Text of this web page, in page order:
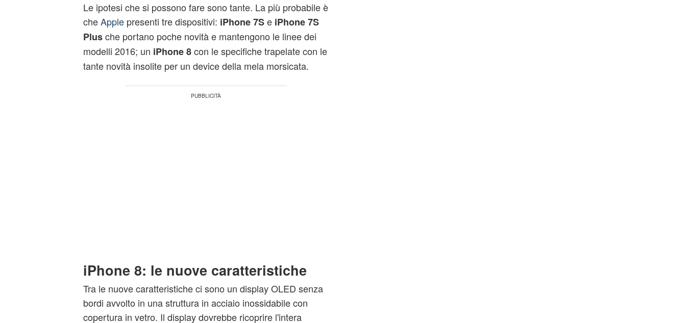
Le ipotesi che si possono fare sono tante. La più probabile è
cheApplepresenti tre dispositivi: iPhone 7Se iPhone 7S
Plusche portano poche novità e mantengono le linee dei
modelli 2016; un iPhone 8con le specifiche trapelate con le
tante novità insolite per un device della mela morsicata.
iPhone 8: le nuove caratteristiche
Tra le nuove caratteristiche ci sono un display OLED senza
bordi avvolto in una struttura in acciaio inossidabile con
copertura in vetro. Il display dovrebbe ricoprire l'intera